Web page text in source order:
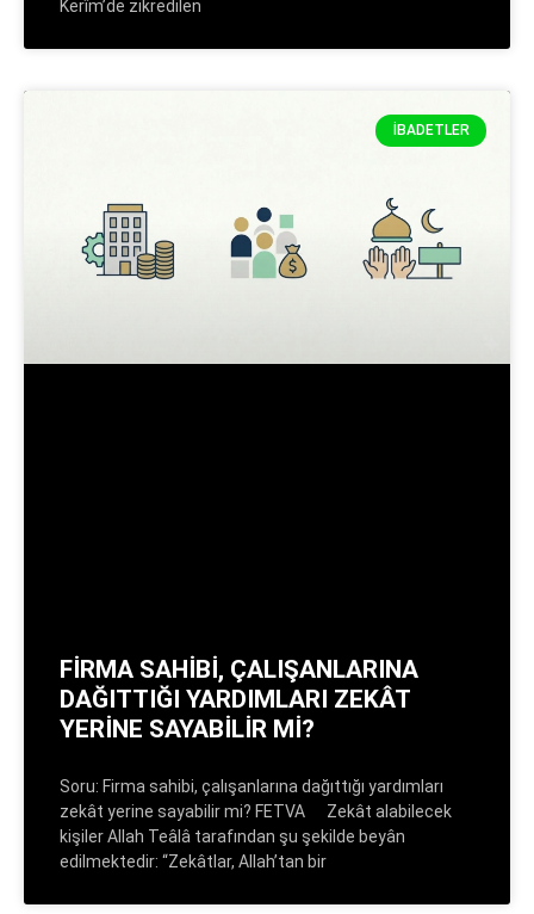
Kerîm’de zikredilen
İBADETLER
FİRMA SAHİBİ, ÇALIŞANLARINA
DAĞITTIĞI YARDIMLARI ZEKÂT
YERİNE SAYABİLİR Mİ?
Soru: Firma sahibi, çalışanlarına dağıttığı yardımları
zekât yerine sayabilir mi? FETVA Zekât alabilecek
kişiler Allah Teâlâ tarafından şu şekilde beyân
edilmektedir: “Zekâtlar, Allah’tan bir